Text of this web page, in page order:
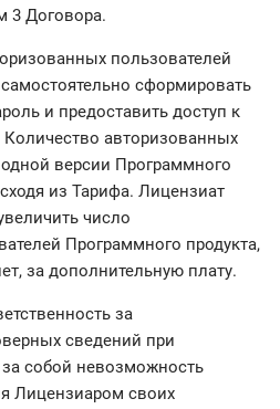
3 Договора.
пользователей
сформировать
и предоставить доступ к
авторизованных
версии Программного
из Тарифа. Лицензиат
число
Программного продукта,
за дополнительную плату.
за
сведений при
собой невозможность
Лицензиаром своих